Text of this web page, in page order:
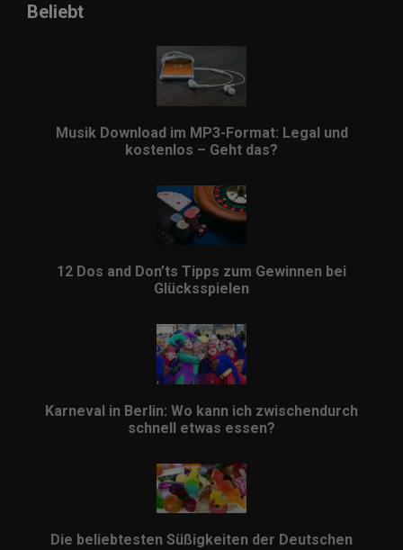
Beliebt
Musik Download im MP3-Format: Legal und
kostenlos – Geht das?
12 Dos and Don’ts Tipps zum Gewinnen bei
Glücksspielen
Karneval in Berlin: Wo kann ich zwischendurch
schnell etwas essen?
Die beliebtesten Süßigkeiten der Deutschen